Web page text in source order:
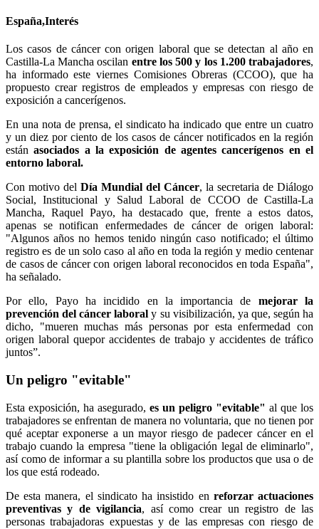
España,Interés
Los casos de cáncer con origen laboral que se detectan al año en
Castilla-La Mancha oscilan entre los 500 y los 1.200 trabajadores,
ha informado este viernes Comisiones Obreras (CCOO), que ha
propuesto crear registros de empleados y empresas con riesgo de
exposición a cancerígenos.
En una nota de prensa, el sindicato ha indicado que entre un cuatro
y un diez por ciento de los casos de cáncer notificados en la región
están asociados a la exposición de agentes cancerígenos en el
entorno laboral.
Con motivo del Día Mundial del Cáncer, la secretaria de Diálogo
Social, Institucional y Salud Laboral de CCOO de Castilla-La
Mancha, Raquel Payo, ha destacado que, frente a estos datos,
apenas se notifican enfermedades de cáncer de origen laboral:
"Algunos años no hemos tenido ningún caso notificado; el último
registro es de un solo caso al año en toda la región y medio centenar
de casos de cáncer con origen laboral reconocidos en toda España",
ha señalado.
Por ello, Payo ha incidido en la importancia de mejorar la
prevención del cáncer laboral y su visibilización, ya que, según ha
dicho, "mueren muchas más personas por esta enfermedad con
origen laboral quepor accidentes de trabajo y accidentes de tráfico
juntos”.
Un peligro "evitable"
Esta exposición, ha asegurado, es un peligro "evitable" al que los
trabajadores se enfrentan de manera no voluntaria, que no tienen por
qué aceptar exponerse a un mayor riesgo de padecer cáncer en el
trabajo cuando la empresa "tiene la obligación legal de eliminarlo",
así como de informar a su plantilla sobre los productos que usa o de
los que está rodeado.
De esta manera, el sindicato ha insistido en reforzar actuaciones
preventivas y de vigilancia, así como crear un registro de las
personas trabajadoras expuestas y de las empresas con riesgo de